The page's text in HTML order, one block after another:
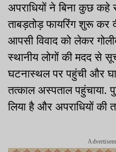
अपराधियों ने बिना कुछ कहे
ताबड़तोड़ फायरिंग शुरू कर
आपसी विवाद को लेकर
स्थानीय लोगों की मदद से
घटनास्थल पर पहुंची और
तत्काल अस्पताल पहुंचाया.
लिया है और अपराधियों की